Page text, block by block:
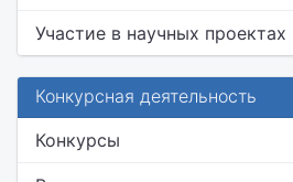
Участие в научных проектах
Конкурсная деятельность
Конкурсы